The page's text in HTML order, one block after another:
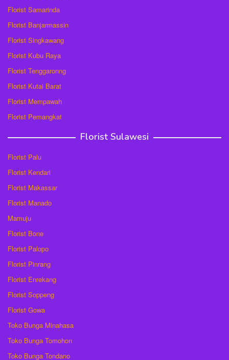
Florist Samarinda
Florist Banjarmassin
Florist Singkawang
Florist Kubu Raya
Florist Tenggaronng
Florist Kutai Barat
Florist Mempawah
Florist Pemangkat
Florist Sulawesi
Florist Palu
Florist Kendari
Florist Makassar
Florist Manado
Mamuju
Florist Bone
Florist Palopo
Florist Pinrang
Florist Enrekang
Florist Soppeng
Florist Gowa
Toko Bunga Minahasa
Toko Bunga Tomohon
Toko Bunga Tondano